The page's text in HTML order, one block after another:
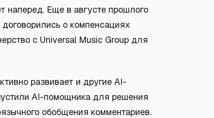
наперед. Еще в августе прошлого
о компенсациях
с Universal Music Group для
развивает и другие AI-
AI-помощника для решения
обобщения комментариев.